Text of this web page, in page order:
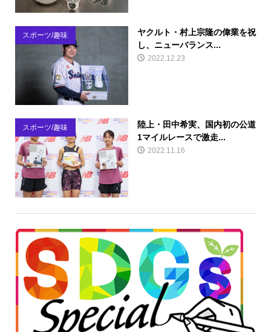
スポーツ/趣味
ヤクルト・村上宗隆の偉業を祝
し、ニューバランス...
2022.12.23
スポーツ/趣味
陸上・田中希実、国内初の公道
1マイルレースで激走...
2022.11.16